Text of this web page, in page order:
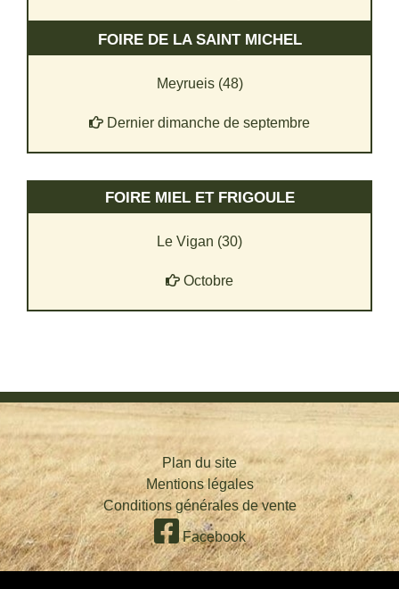
FOIRE DE LA SAINT MICHEL
Meyrueis (48)
Dernier dimanche de septembre
FOIRE MIEL ET FRIGOULE
Le Vigan (30)
Octobre
Plan du site
Mentions légales
Conditions générales de vente
Facebook